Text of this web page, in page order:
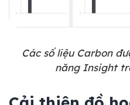
Các số liệu Carbon
năng Insight